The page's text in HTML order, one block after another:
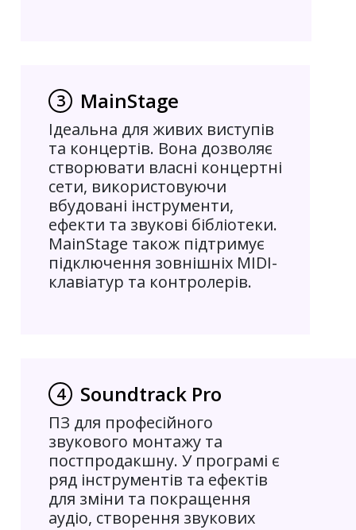
3 MainStage
Ідеальна для живих виступів
та концертів. Вона дозволяє
створювати власні концертні
сети, використовуючи
вбудовані інструменти,
ефекти та звукові бібліотеки.
MainStage також підтримує
підключення зовнішніх MIDI-
клавіатур та контролерів.
4 Soundtrack Pro
ПЗ для професійного
звукового монтажу та
постпродакшну. У програмі є
ряд інструментів та ефектів
для зміни та покращення
аудіо, створення звукових